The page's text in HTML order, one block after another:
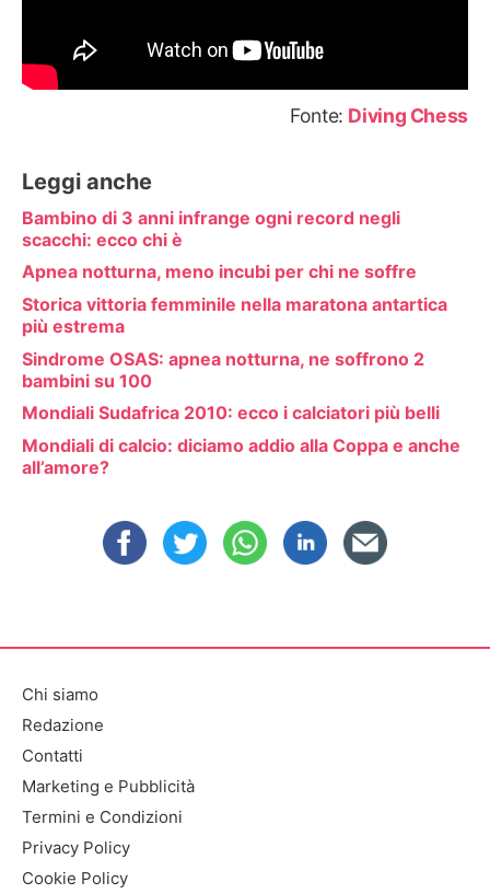
Fonte: Diving Chess
Leggi anche
Bambino di 3 anni infrange ogni record negli
scacchi: ecco chi è
Apnea notturna, meno incubi per chi ne soffre
Storica vittoria femminile nella maratona antartica
più estrema
Sindrome OSAS: apnea notturna, ne soffrono 2
bambini su 100
Mondiali Sudafrica 2010: ecco i calciatori più belli
Mondiali di calcio: diciamo addio alla Coppa e anche
all’amore?
Chi siamo
Redazione
Contatti
Marketing e Pubblicità
Termini e Condizioni
Privacy Policy
Cookie Policy